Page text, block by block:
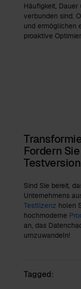
Häufigkeit, Dauer
verbunden sind.
und ermöglichen
proaktive
Fordern
Sind Sie bereit,
Unternehmens
Testlizenz holen
hochmoderne
an, das
umzuwandeln!
Tagged: